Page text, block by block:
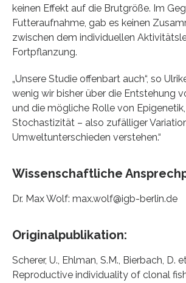
keinen Effekt auf die Brutgröße. Im
Futteraufnahme, gab es keinen
zwischen dem individuellen
Fortpflanzung.
„Unsere Studie offenbart auch“, so
wenig wir bisher über die Entstehung
und die mögliche Rolle von
Stochastizität – also zufälliger
Umweltunterschieden verstehen.“
Wissenschaftliche
Dr. Max Wolf: max.wolf@igb-berlin.de
Originalpublikation:
Scherer, U., Ehlman, S.M., Bierbach, D.
Reproductive individuality of clonal